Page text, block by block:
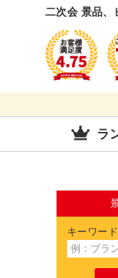
二次会 景品、
ラ
キーワード